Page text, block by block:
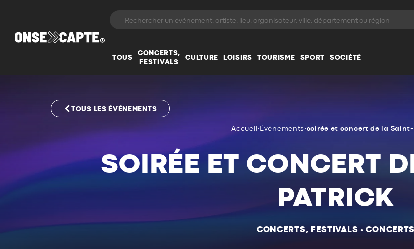
TOUS
CONCERTS,
FESTIVALS
CULTURE LOISIRS TOURISME SPORT SOCIÉTÉ
TOUS LES ÉVÉNEMENTS
Accueil • Événements•soirée et concert de la
SOIRÉE ET CONCERT
PATRICK
CONCERTS, FESTIVALS •CONCERTS